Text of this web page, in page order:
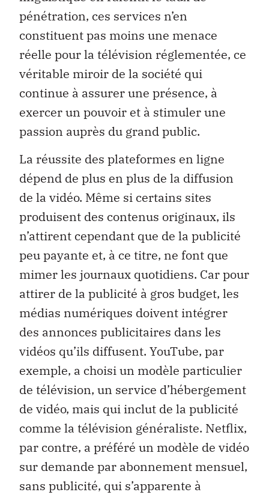
pénétration, ces services n’en
constituent pas moins une menace
réelle pour la télévision réglementée, ce
véritable miroir de la société qui
continue à assurer une présence, à
exercer un pouvoir et à stimuler une
passion auprès du grand public.
La réussite des plateformes en ligne
dépend de plus en plus de la diffusion
de la vidéo. Même si certains sites
produisent des contenus originaux, ils
n’attirent cependant que de la publicité
peu payante et, à ce titre, ne font que
mimer les journaux quotidiens. Car pour
attirer de la publicité à gros budget, les
médias numériques doivent intégrer
des annonces publicitaires dans les
vidéos qu’ils diffusent. YouTube, par
exemple, a choisi un modèle particulier
de télévision, un service d’hébergement
de vidéo, mais qui inclut de la publicité
comme la télévision généraliste. Netflix,
par contre, a préféré un modèle de vidéo
sur demande par abonnement mensuel,
sans publicité, qui s’apparente à